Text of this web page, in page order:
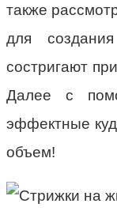
также
для
состригают
Далее с
эффектные
объем!